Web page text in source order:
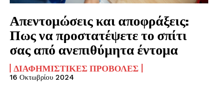
Απεντομώσεις και αποφράξεις:
Πως να προστατέψετε το σπίτι
σας από ανεπιθύμητα έντομα
ΔΙΑΦΗΜΙΣΤΙΚΈΣ ΠΡΟΒΟΛΈΣ
16 Οκτωβρίου 2024